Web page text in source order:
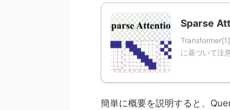
Sparse
に基づいて注
簡単に概要を説明すると、